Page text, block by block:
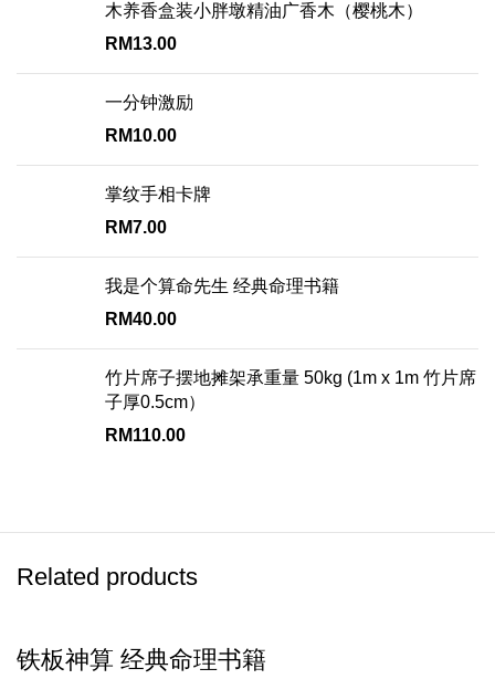
木养香盒装小胖墩精油广香木（樱桃木）
RM13.00
一分钟激励
RM10.00
掌纹手相卡牌
RM7.00
我是个算命先生 经典命理书籍
RM40.00
竹片席子摆地摊架承重量 50kg (1m x 1m 竹片席
子厚0.5cm）
RM110.00
Related products
铁板神算 经典命理书籍